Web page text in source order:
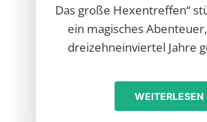
Das große Hexentreffen“
ein magisches
dreizehneinviertel Jahre
WEITERLESEN